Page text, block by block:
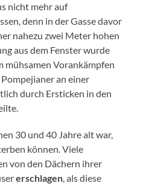
nicht mehr auf
denn in der Gasse davor
nahezu zwei Meter hohen
aus dem Fenster wurde
mühsamen Vorankämpfen
an einer
durch Ersticken in den
30 und 40 Jahre alt war,
können. Viele
von den Dächern ihrer
erschlagen, als diese